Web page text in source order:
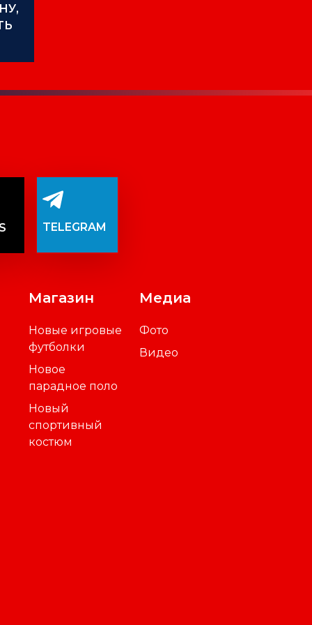
TELEGRAM
Магазин
Новые игровые
футболки
Новое
парадное поло
Новый
спортивный
костюм
Медиа
Фото
Видео